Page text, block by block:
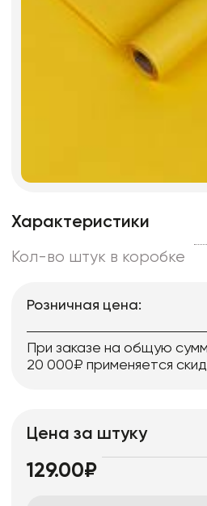
Характеристики
Кол-во штук в коробке
Розничная цена:
При заказе на общую
20 000₽ применяется
Цена за штуку
129.00₽